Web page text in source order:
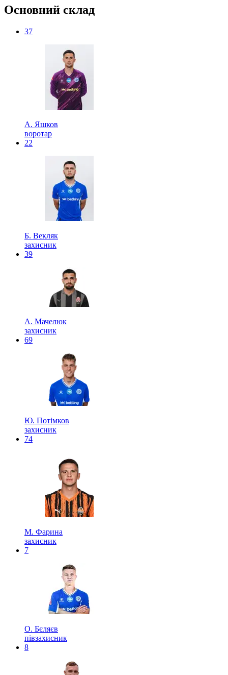
Основний склад
37
А. Яшков
воротар
22
Б. Векляк
захисник
39
А. Мачелюк
захисник
69
Ю. Потімков
захисник
74
М. Фарина
захисник
7
О. Бєляєв
півзахисник
8